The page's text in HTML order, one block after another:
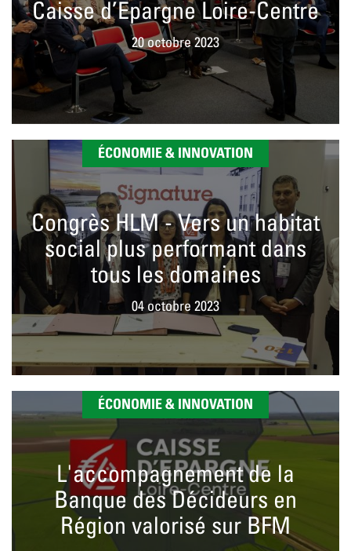
Caisse d’Epargne Loire-Centre
20 octobre 2023
ÉCONOMIE & INNOVATION
Congrès HLM - Vers un habitat
social plus performant dans
tous les domaines
04 octobre 2023
ÉCONOMIE & INNOVATION
L'accompagnement de la
Banque des Décideurs en
Région valorisé sur BFM